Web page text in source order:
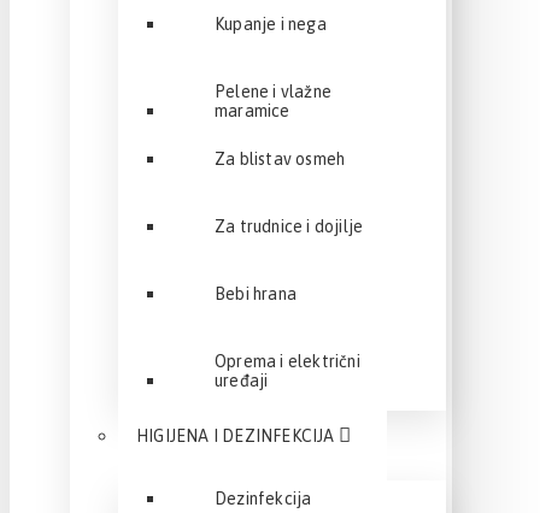
Kupanje i nega
Pelene i vlažne
maramice
Za blistav osmeh
Za trudnice i dojilje
Bebi hrana
Oprema i električni
uređaji
HIGIJENA I DEZINFEKCIJA
Dezinfekcija